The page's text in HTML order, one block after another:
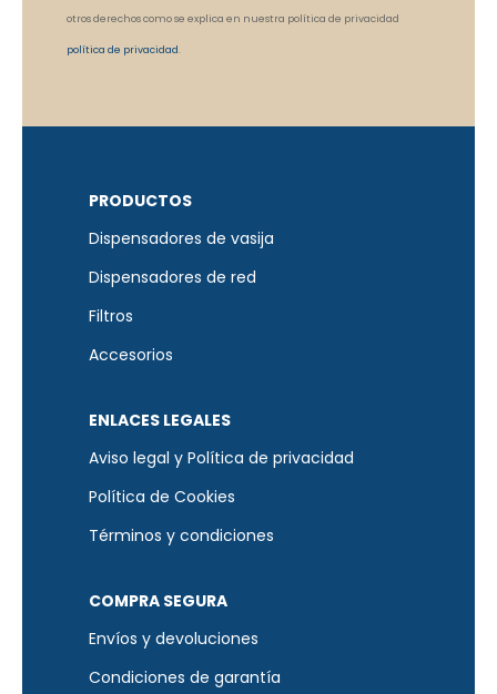
otros derechos como se explica en nuestra política de privacidad
política de privacidad.
PRODUCTOS
Dispensadores de vasija
Dispensadores de red
Filtros
Accesorios
ENLACES LEGALES
Aviso legal y Política de privacidad
Política de Cookies
Términos y condiciones
COMPRA SEGURA
Envíos y devoluciones
Condiciones de garantía